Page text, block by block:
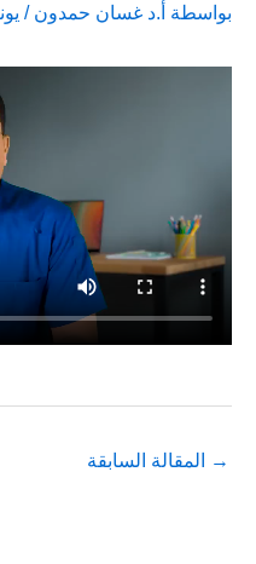
بواسطة أ.د غسان حمدون/ يونيو
→ المقالة السابقة